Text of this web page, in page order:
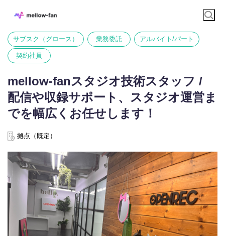
サブスク（グロース） 業務委託 アルバイト/パート
契約社員
mellow-fanスタジオ技術スタッフ /
配信や収録サポート、スタジオ運営ま
でを幅広くお任せします！
拠点（既定）